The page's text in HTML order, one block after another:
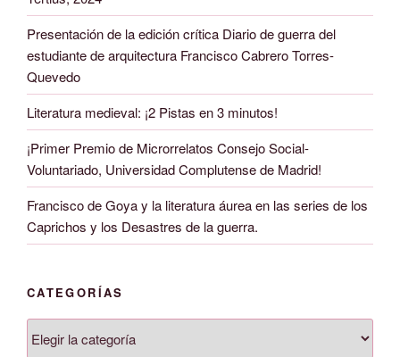
Presentación de la edición crítica Diario de guerra del
estudiante de arquitectura Francisco Cabrero Torres-
Quevedo
Literatura medieval: ¡2 Pistas en 3 minutos!
¡Primer Premio de Microrrelatos Consejo Social-
Voluntariado, Universidad Complutense de Madrid!
Francisco de Goya y la literatura áurea en las series de los
Caprichos y los Desastres de la guerra.
CATEGORÍAS